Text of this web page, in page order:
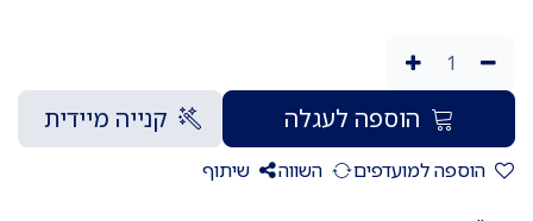
הוספה לעגלה קנייה מיידית
הוספה למועדפים השווה שיתוף